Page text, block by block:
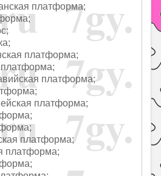
платформа;
платформа;
платформа;
платформа;
платформа;
платформа;
платформа;